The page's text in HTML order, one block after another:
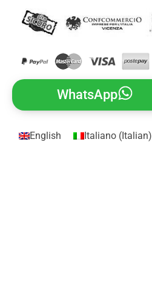
WhatsApp
English Italiano(Italian)